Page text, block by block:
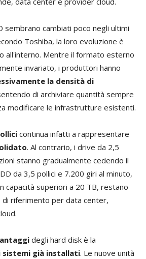
sembrano cambiati poco negli ultimi
Toshiba, la loro evoluzione è
all'interno. Mentre il formato esterno
invariato, i produttori hanno
la densità di
di archiviare quantità sempre
modificare le infrastrutture esistenti.
continua infatti a rappresentare
. Al contrario, i drive da 2,5
stanno gradualmente cedendo il
da 3,5 pollici e 7.200 giri al minuto,
capacità superiori a 20 TB, restano
di riferimento per data center,
degli hard disk è la
già installati. Le nuove unità